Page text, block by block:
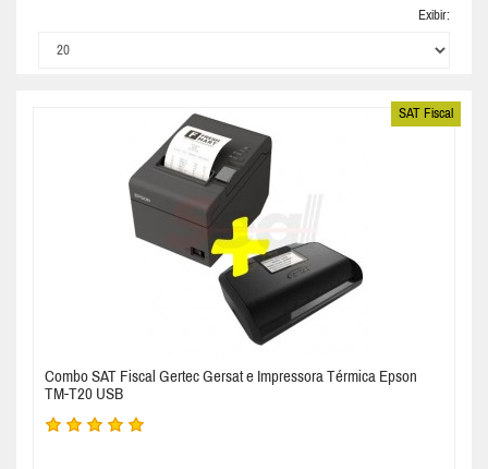
Exibir:
SAT Fiscal
Combo SAT Fiscal Gertec Gersat e Impressora Térmica Epson
TM-T20 USB